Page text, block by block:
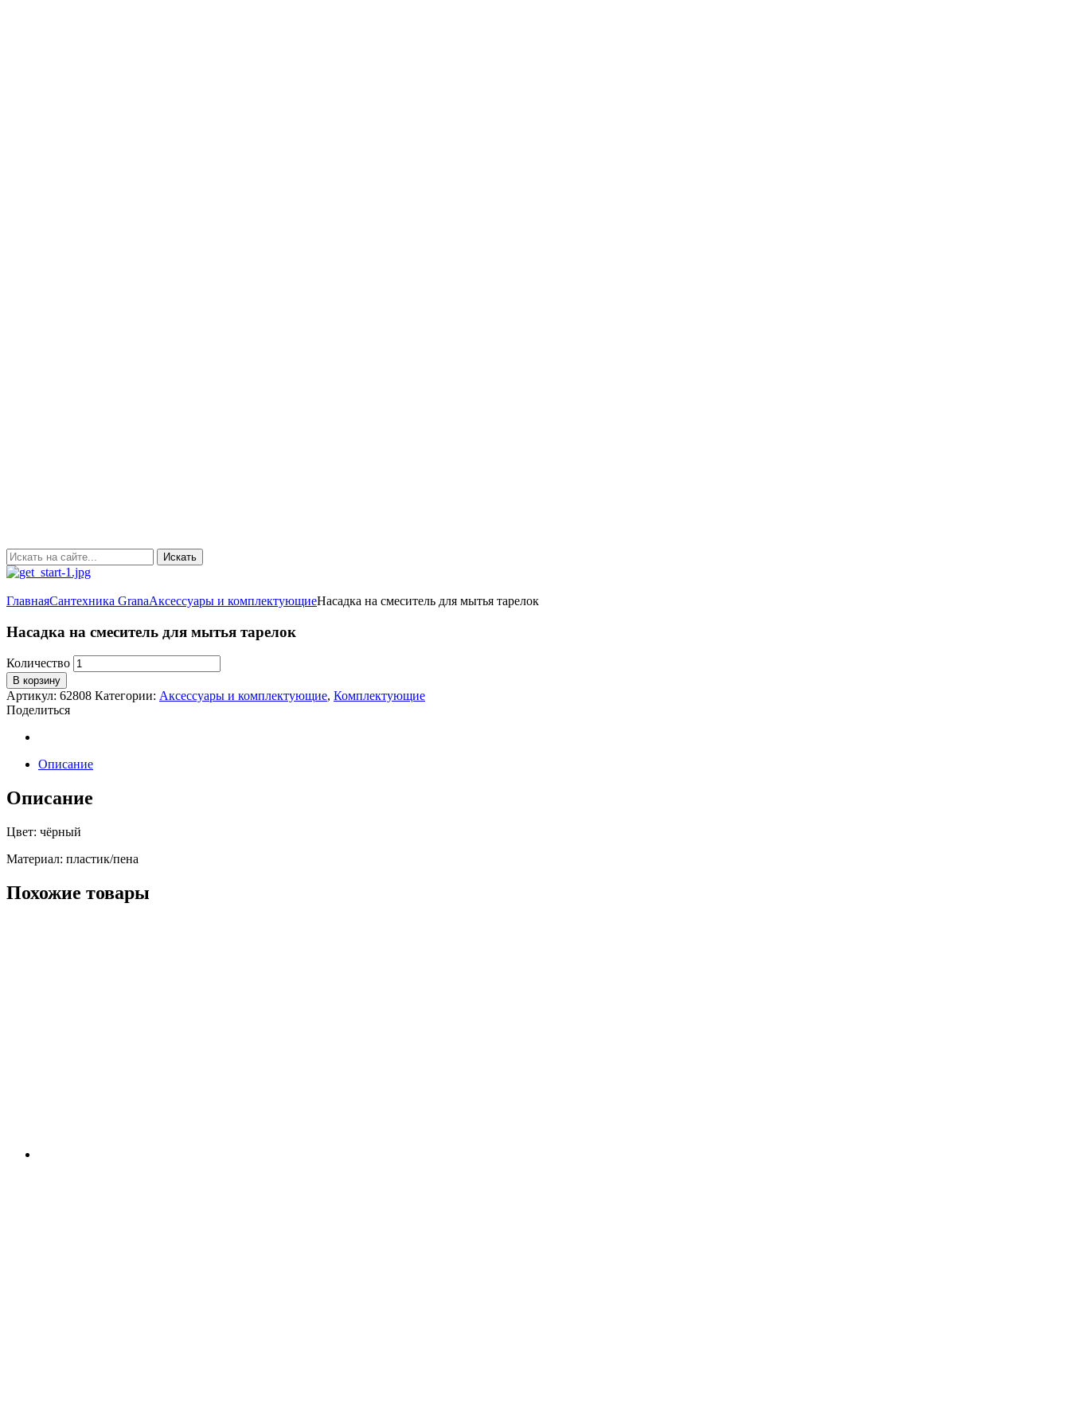
ГлавнаяСантехника GranaАксессуары и комплектующиеНасадка на смеситель для мытья тарелок
Насадка на смеситель для мытья тарелок
Количество
В корзину
Артикул: 62808 Категории: Аксессуары и комплектующие, Комплектующие
Поделиться
Описание
Описание
Цвет: чёрный
Материал: пластик/пена
Похожие товары